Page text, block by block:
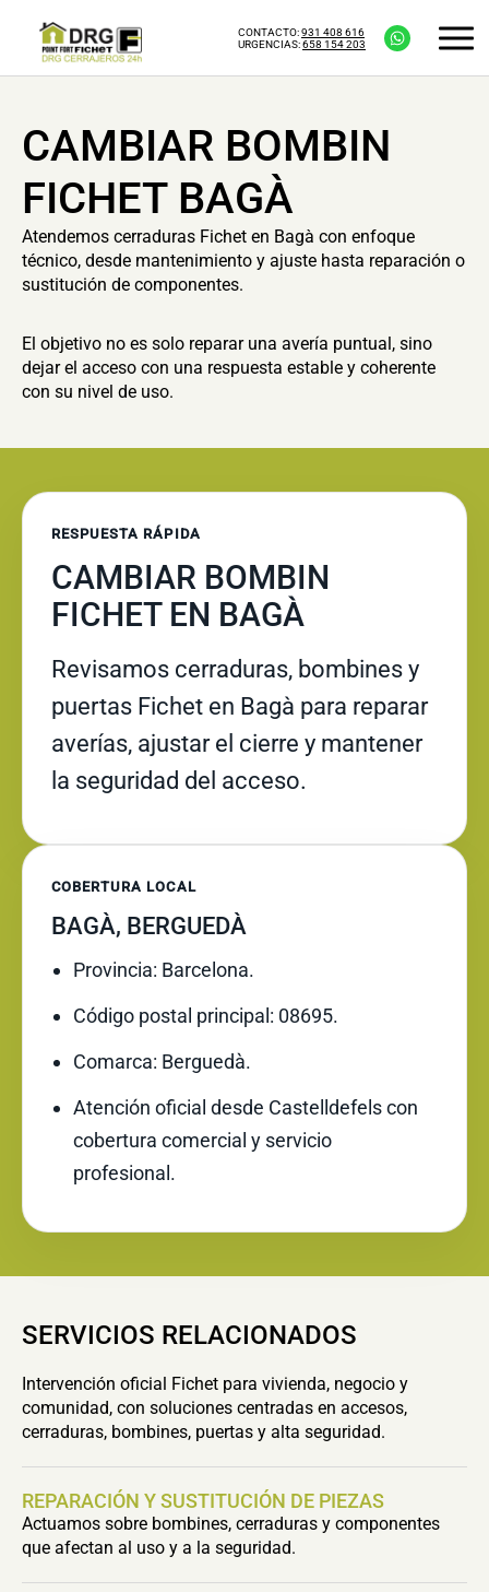
CONTACTO:931 408 616
URGENCIAS:658 154 203
CAMBIAR BOMBIN
FICHET BAGÀ
Atendemos cerraduras Fichet en Bagà con enfoque
técnico, desde mantenimiento y ajuste hasta reparación o
sustitución de componentes.
El objetivo no es solo reparar una avería puntual, sino
dejar el acceso con una respuesta estable y coherente
con su nivel de uso.
RESPUESTA RÁPIDA
CAMBIAR BOMBIN
FICHET EN BAGÀ
Revisamos cerraduras, bombines y
puertas Fichet en Bagà para reparar
averías, ajustar el cierre y mantener
la seguridad del acceso.
COBERTURA LOCAL
BAGÀ, BERGUEDÀ
Provincia: Barcelona.
Código postal principal: 08695.
Comarca: Berguedà.
Atención oficial desde Castelldefels con
cobertura comercial y servicio
profesional.
SERVICIOS RELACIONADOS
Intervención oficial Fichet para vivienda, negocio y
comunidad, con soluciones centradas en accesos,
cerraduras, bombines, puertas y alta seguridad.
REPARACIÓN Y SUSTITUCIÓN DE PIEZAS
Actuamos sobre bombines, cerraduras y componentes
que afectan al uso y a la seguridad.